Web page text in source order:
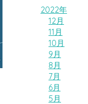
2022年
12月
11月
10月
9月
8月
7月
6月
5月